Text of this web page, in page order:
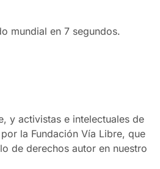
mundial en 7 segundos.
y activistas e intelectuales de
la Fundación Vía Libre, que
de derechos autor en nuestro